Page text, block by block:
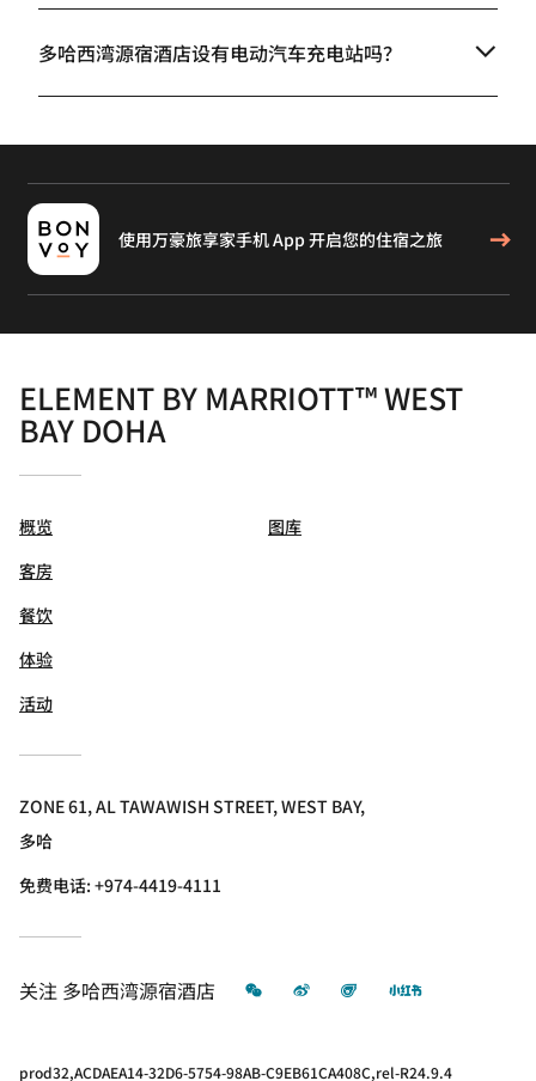
多哈西湾源宿酒店设有电动汽车充电站吗？
使用万豪旅享家手机 App 开启您的住宿之旅
ELEMENT BY MARRIOTT™ WEST
BAY DOHA
概览
客房
餐饮
体验
活动
图库
ZONE 61, AL TAWAWISH STREET, WEST BAY,
多哈
免费电话:+974-4419-4111
关注 多哈西湾源宿酒店 微信 微博 飞猪 小红书
prod32,ACDAEA14-32D6-5754-98AB-C9EB61CA408C,rel-R24.9.4